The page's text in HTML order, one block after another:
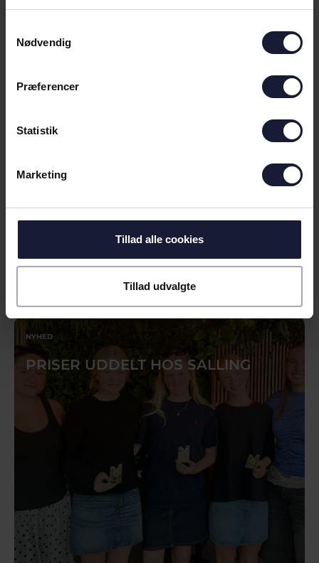
Nødvendig
Præferencer
Statistik
Marketing
Tillad alle cookies
Tillad udvalgte
YOUNG GUNS SUGER TIL SIG I
NYHED
PRISER UDDELT HOS SALLING